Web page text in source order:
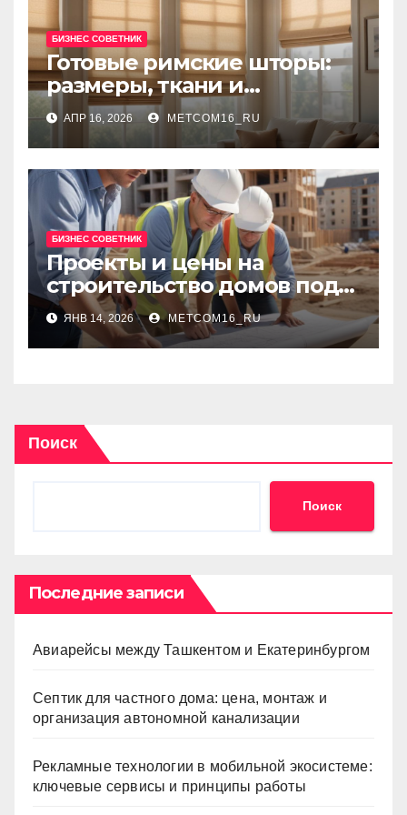
БИЗНЕС СОВЕТНИК
Готовые римские шторы:
размеры, ткани и
рекомендации по выбору
АПР 16, 2026 METCOM16_RU
БИЗНЕС СОВЕТНИК
Проекты и цены на
строительство домов под
ключ: сравнение решений
и ориентиры бюджета
ЯНВ 14, 2026 METCOM16_RU
Поиск
Поиск
Последние записи
Авиарейсы между Ташкентом и Екатеринбургом
Септик для частного дома: цена, монтаж и
организация автономной канализации
Рекламные технологии в мобильной экосистеме:
ключевые сервисы и принципы работы